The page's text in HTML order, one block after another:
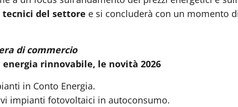
del settore e si concluderà con un momento di
di commercio
rinnovabile, le novità 2026
in Conto Energia.
impianti fotovoltaici in autoconsumo.